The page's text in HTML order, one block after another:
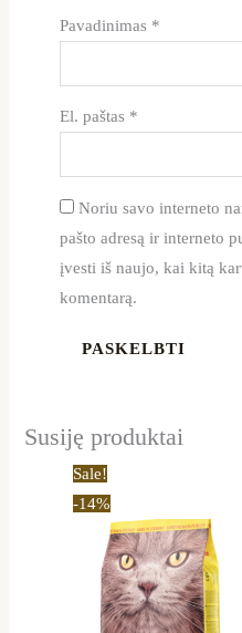
Pavadinimas *
El. paštas *
Noriu savo interneto
pašto adresą ir interneto
įvesti iš naujo, kai kitą
komentarą.
Susiję produktai
Sale!
-14%
through
47,89 €
has
multiple
variants.
The